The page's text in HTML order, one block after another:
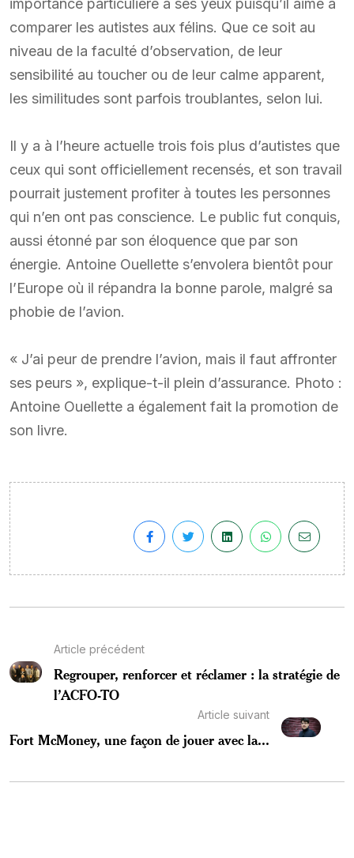
comparer les autistes aux félins. Que ce soit au
niveau de la faculté d’observation, de leur
sensibilité au toucher ou de leur calme apparent,
les similitudes sont parfois troublantes, selon lui.
Il y a à l’heure actuelle trois fois plus d’autistes que
ceux qui sont officiellement recensés, et son travail
pourrait justement profiter à toutes les personnes
qui n’en ont pas conscience. Le public fut conquis,
aussi étonné par son éloquence que par son
énergie. Antoine Ouellette s’envolera bientôt pour
l’Europe où il répandra la bonne parole, malgré sa
phobie de l’avion.
« J’ai peur de prendre l’avion, mais il faut affronter
ses peurs », explique-t-il plein d’assurance. Photo :
Antoine Ouellette a également fait la promotion de
son livre.
Article précédent
Regrouper, renforcer et réclamer : la stratégie de
l’ACFO-TO
Article suivant
Fort McMoney, une façon de jouer avec la...